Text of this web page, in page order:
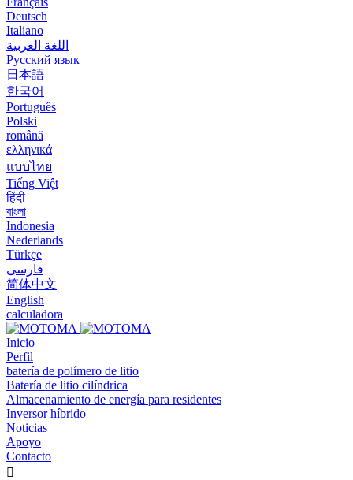
Deutsch
Italiano
اللغة العربية
Русский язык
日本語
한국어
Português
Polski
română
ελληνικά
แบบไทย
Tiếng Việt
हिंदी
বাংলা
Indonesia
Nederlands
Türkçe
فارسی
简体中文
English
calculadora
Inicio
Perfil
batería de polímero de litio
Batería de litio cilíndrica
Almacenamiento de energía para residentes
Inversor híbrido
Noticias
Apoyo
Contacto
